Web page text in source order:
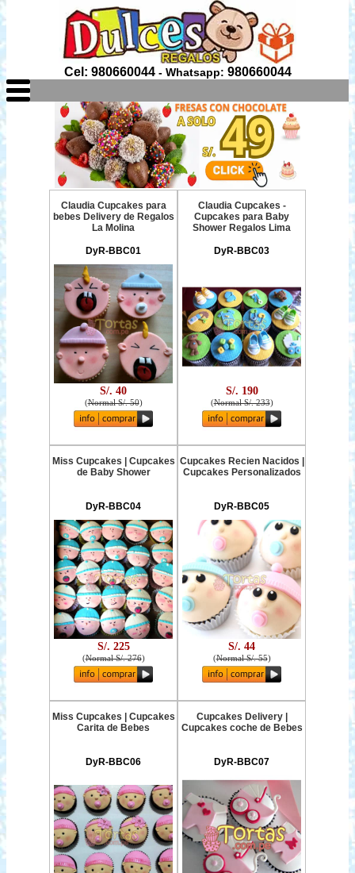
Cel: 980660044- Whatsapp: 980660044
Claudia Cupcakes para
bebes Delivery de Regalos
La Molina
DyR-BBC01
S/. 40
(Normal S/. 50)
Claudia Cupcakes -
Cupcakes para Baby
Shower Regalos Lima
DyR-BBC03
S/. 190
(Normal S/. 233)
Miss Cupcakes | Cupcakes
de Baby Shower
DyR-BBC04
S/. 225
(Normal S/. 276)
Cupcakes Recien Nacidos |
Cupcakes Personalizados
DyR-BBC05
S/. 44
(Normal S/. 55)
Miss Cupcakes | Cupcakes
Carita de Bebes
DyR-BBC06
Cupcakes Delivery |
Cupcakes coche de Bebes
DyR-BBC07